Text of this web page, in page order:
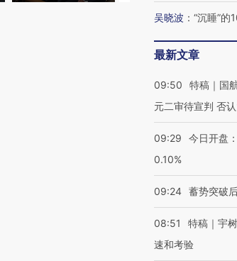
吴晓波 ： “沉睡”的
最新文章
09:50
特稿｜国
元二审待宣判 否
09:29
今日开盘
0.10%
09:24 蓄势突破
08:51
特稿｜宇
速和考验